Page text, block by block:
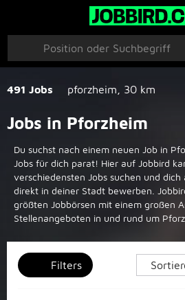
491 Jobs pforzheim 30 km
Jobs in Pforzheim
Du suchst nach einem neuen Job in
Jobs für dich parat! Hier auf Jobbird
verschiedensten Jobs suchen und
direkt in deiner Stadt bewerben.
größten Jobbörsen mit einem großen
Stellenangeboten in und rund um
Filters